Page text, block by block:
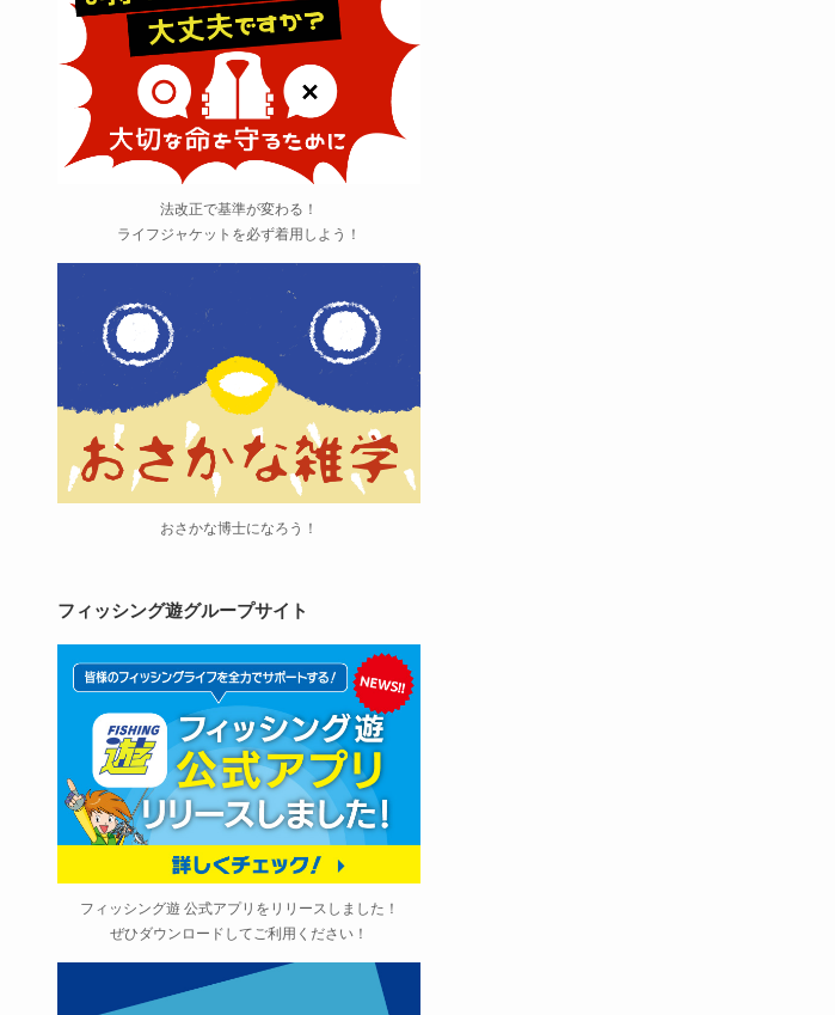
法改正で基準が変わる！
ライフジャケットを必ず着用しよう！
おさかな博士になろう！
フィッシング遊グループサイト
フィッシング遊 公式アプリをリリースしました！
ぜひダウンロードしてご利用ください！